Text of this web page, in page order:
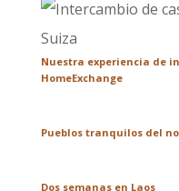
Nuestra experiencia de
HomeExchange
Pueblos tranquilos del
Dos semanas en Laos